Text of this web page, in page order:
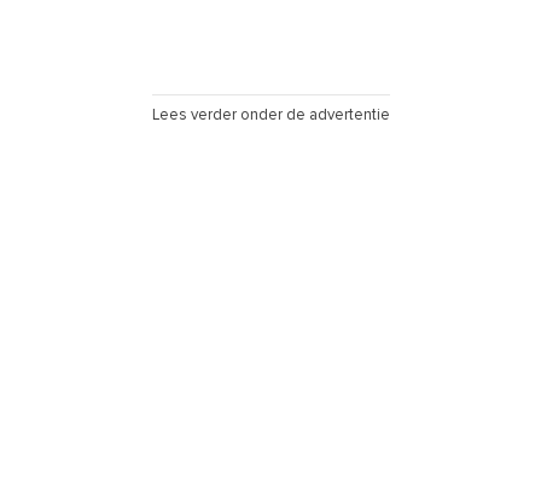
Lees verder onder de advertentie